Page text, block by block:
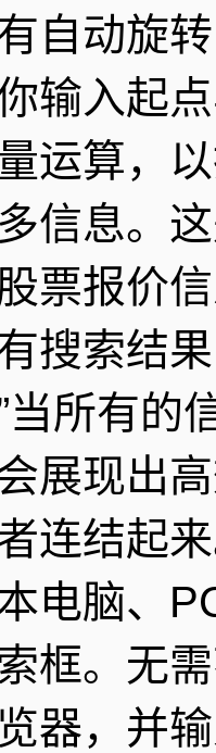
自动旋
输入起
运算，
信息。
票报价
搜索结
当所有的
展现出
连结起
电脑、
框。无
器，并